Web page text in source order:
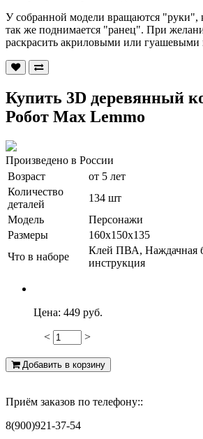
У собранной модели вращаются "руки",
так же поднимается "ранец". При
раскрасить акриловыми или гуашевыми
Купить 3D деревянный
Робот Max Lemmo
Произведено в России
Возраст
от 5 лет
Количество
деталей
134 шт
Модель
Персонажи
Размеры
160х150х135
Что в наборе
Клей ПВА, Наждачная
инструкция
Цена: 449 руб.
< >
Добавить в корзину
Приём заказов по телефону::
8(900)921-37-54